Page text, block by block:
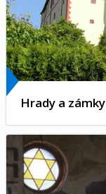
Hrady a zámky